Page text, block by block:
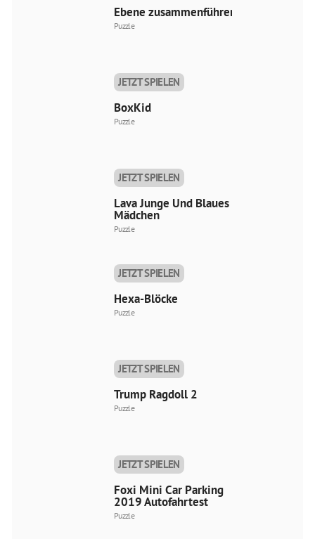
Ebene zusammenführen
Puzzle
JETZT SPIELEN
BoxKid
Puzzle
JETZT SPIELEN
Lava Junge Und Blaues
Mädchen
Puzzle
JETZT SPIELEN
Hexa-Blöcke
Puzzle
JETZT SPIELEN
Trump Ragdoll 2
Puzzle
JETZT SPIELEN
Foxi Mini Car Parking
2019 Autofahrtest
Puzzle